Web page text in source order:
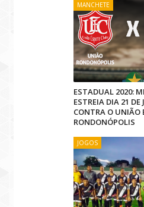
MANCHETE
ESTADUAL 2020:
ESTREIA DIA 21 DE
CONTRA O UNIÃO
RONDONÓPOLIS
JOGOS